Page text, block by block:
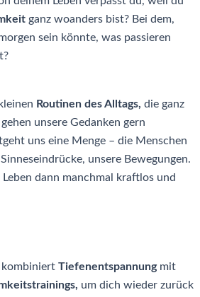
ganz woanders bist? Bei dem,
sein könnte, was passieren
Routinen des Alltags, die ganz
unsere Gedanken gern
uns eine Menge – die Menschen
unsere Bewegungen.
Leben dann manchmal kraftlos und
kombiniert Tiefenentspannungmit
um dich wieder zurück